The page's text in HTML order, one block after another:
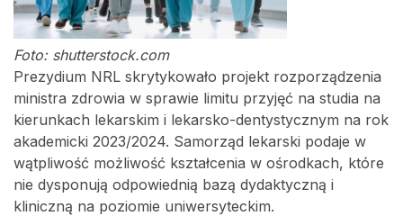
Foto: shutterstock.com
Prezydium NRL skrytykowało projekt rozporządzenia
ministra zdrowia w sprawie limitu przyjęć na studia na
kierunkach lekarskim i lekarsko-dentystycznym na rok
akademicki 2023/2024. Samorząd lekarski podaje w
wątpliwość możliwość kształcenia w ośrodkach, które
nie dysponują odpowiednią bazą dydaktyczną i
kliniczną na poziomie uniwersyteckim.